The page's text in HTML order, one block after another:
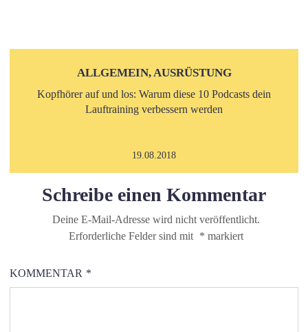
ALLGEMEIN, AUSRÜSTUNG
Kopfhörer auf und los: Warum diese 10 Podcasts dein
Lauftraining verbessern werden
19.08.2018
Schreibe einen Kommentar
Deine E-Mail-Adresse wird nicht veröffentlicht.
Erforderliche Felder sind mit * markiert
KOMMENTAR *